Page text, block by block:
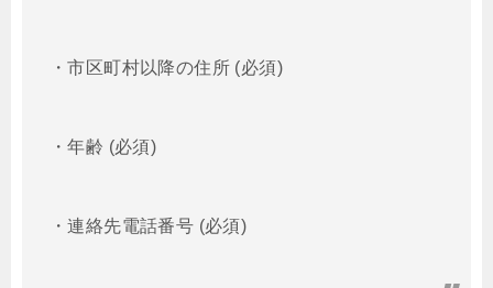
・市区町村以降の住所 (必須)
・年齢 (必須)
・連絡先電話番号 (必須)